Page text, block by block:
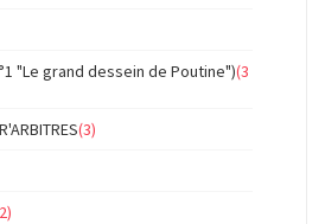
"Le grand dessein de Poutine")(3
(3)